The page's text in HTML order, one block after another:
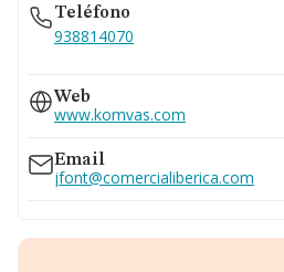
Teléfono
938814070
938816225
Web
www.komvas.com
Email
jfont@comercialiberica.com